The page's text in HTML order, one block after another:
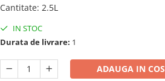
Cantitate: 2.5L
IN STOC
Durata de livrare: 1
ADAUGA IN COS